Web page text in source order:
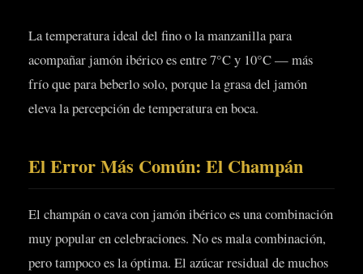
La temperatura ideal del fino o la manzanilla para
acompañar jamón ibérico es entre 7°C y 10°C — más
frío que para beberlo solo, porque la grasa del jamón
eleva la percepción de temperatura en boca.
El Error Más Común: El Champán
El champán o cava con jamón ibérico es una combinación
muy popular en celebraciones. No es mala combinación,
pero tampoco es la óptima. El azúcar residual de muchos